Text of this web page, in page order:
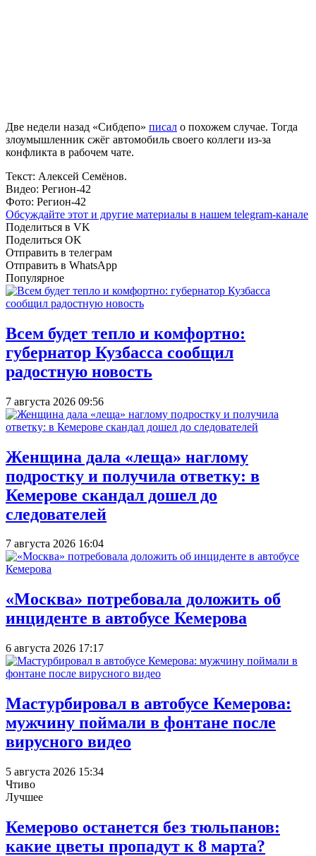
Две недели назад «Сибдепо» писал о похожем случае. Тогда
злоумышленник сжёг автомобиль своего коллеги из-за
конфликта в рабочем чате.
Текст: Алексей Семёнов.
Видео: Регион-42
Фото: Регион-42
Обсуждайте этот и другие материалы в нашем telegram-канале
Поделиться в VK
Поделиться OK
Отправить в телеграм
Отправить в WhatsApp
Популярное
Всем будет тепло и комфортно:
губернатор Кузбасса сообщил
радостную новость
7 августа 2026 09:56
Женщина дала «леща» наглому
подростку и получила ответку: в
Кемерове скандал дошел до
следователей
7 августа 2026 16:04
«Москва» потребовала доложить об
инциденте в автобусе Кемерова
6 августа 2026 17:17
Мастурбировал в автобусе Кемерова:
мужчину поймали в фонтане после
вирусного видео
5 августа 2026 15:34
Чтиво
Лучшее
Кемерово останется без тюльпанов:
какие цветы пропадут к 8 марта?